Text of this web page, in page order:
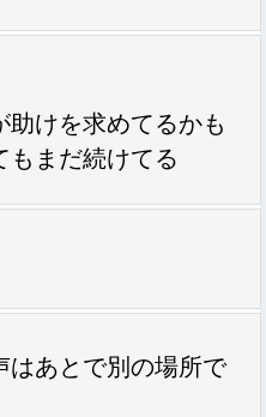
けを求めてるかも
もまだ続けてる
はあとで別の場所で